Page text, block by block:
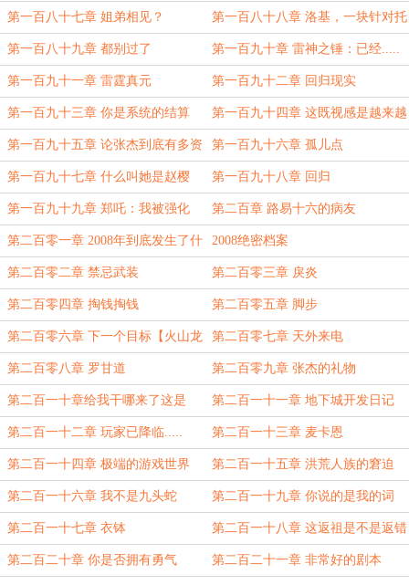
第一百八十七章 姐弟相见？ 第一百八十八章 洛基，一块针对托
尔智商的病毒
第一百八十九章 都别过了 第一百九十章 雷神之锤：已经.....
一滴都没有了
第一百九十一章 雷霆真元 第一百九十二章 回归现实
第一百九十三章 你是系统的结算
NPC吗？
第一百九十四章 这既视感是越来越
强了
第一百九十五章 论张杰到底有多资
深
第一百九十六章 孤儿点
第一百九十七章 什么叫她是赵樱
空？！
第一百九十八章 回归
第一百九十九章 郑吒：我被强化
了？
第二百章 路易十六的病友
第二百零一章 2008年到底发生了什
么
2008绝密档案
第二百零二章 禁忌武装 第二百零三章 戾炎
第二百零四章 掏钱掏钱 第二百零五章 脚步
第二百零六章 下一个目标【火山龙
岛】
第二百零七章 天外来电
第二百零八章 罗甘道 第二百零九章 张杰的礼物
第二百一十章给我干哪来了这是 第二百一十一章 地下城开发日记
（大雾）
第二百一十二章 玩家已降临..... 第二百一十三章 麦卡恩
第二百一十四章 极端的游戏世界 第二百一十五章 洪荒人族的窘迫
第二百一十六章 我不是九头蛇
吗？！
第二百一十九章 你说的是我的词
啊！
第二百一十七章 衣钵 第二百一十八章 这返祖是不是返错
了？
第二百二十章 你是否拥有勇气 第二百二十一章 非常好的剧本